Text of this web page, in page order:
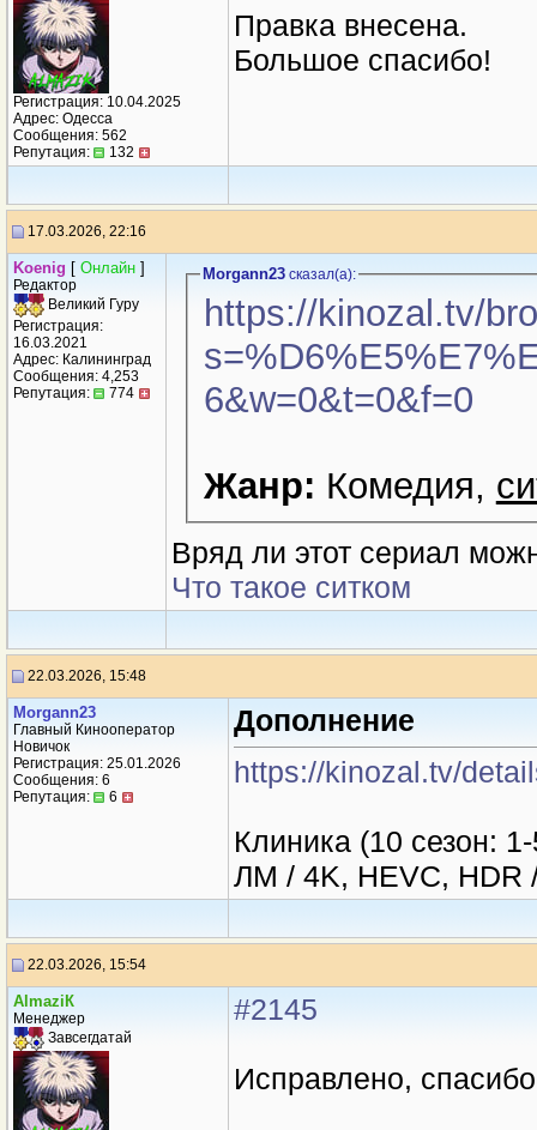
Регистрация: 10.04.2025
Адрес: Одесса
Сообщения: 562
Репутация:
132
Правка внесена.
Большое спасибо!
17.03.2026, 22:16
Kоenig [ Онлайн ]
Редактор
Великий Гуру
Регистрация:
16.03.2021
Адрес: Калининград
Сообщения: 4,253
Репутация:
774
Morgann23сказал(a):
https://kinozal.tv/
6&w=0&t=0&f=0
Жанр: Комедия,
Вряд ли этот сериал
Что такое ситком
22.03.2026, 15:48
Morgann23
Главный Кинооператор
Новичок
Регистрация: 25.01.2026
Сообщения: 6
Репутация:
6
Дополнение
https://kinozal.tv/
Клиника (10 сезон:
ЛМ / 4K, HEVC, HDR
22.03.2026, 15:54
AlmaziК
Менеджер
Завсегдатай
#2145
Исправлено,